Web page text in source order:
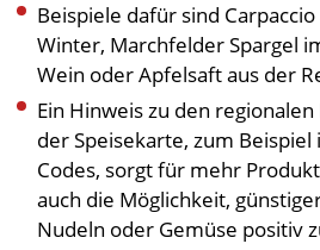
Beispiele dafür sind
Winter, Marchfelder Spargel
Wein oder Apfelsaft aus der
Ein Hinweis zu den
der Speisekarte, zum Beispiel
Codes, sorgt für mehr
auch die Möglichkeit,
Nudeln oder Gemüse positiv